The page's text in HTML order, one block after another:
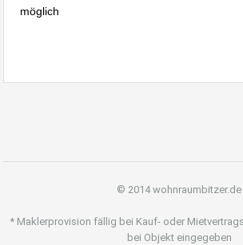
möglich
© 2014 wohnraumbitzer.de
* Maklerprovision fällig bei Kauf- oder
bei Objekt eingegeben